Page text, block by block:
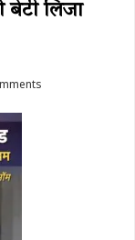
बेटी लिजा